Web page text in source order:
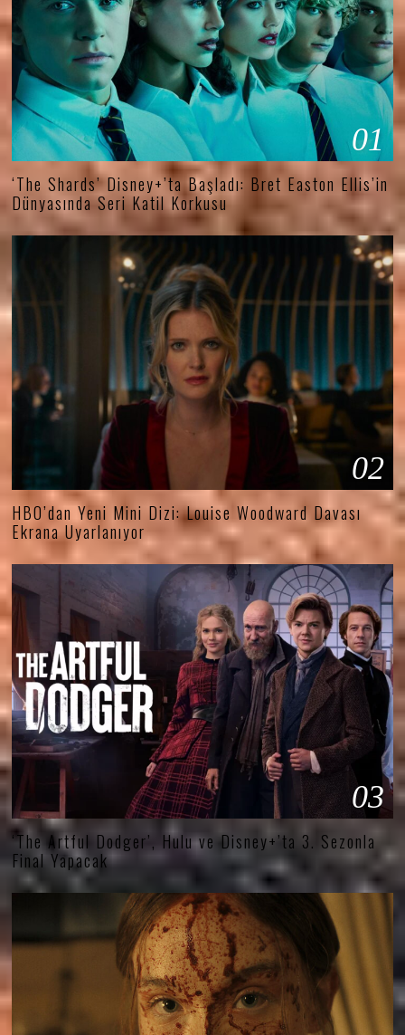
01
‘The Shards’ Disney+’ta Başladı: Bret Easton Ellis’in
Dünyasında Seri Katil Korkusu
02
HBO’dan Yeni Mini Dizi: Louise Woodward Davası
Ekrana Uyarlanıyor
03
‘The Artful Dodger’, Hulu ve Disney+’ta 3. Sezonla
Final Yapacak